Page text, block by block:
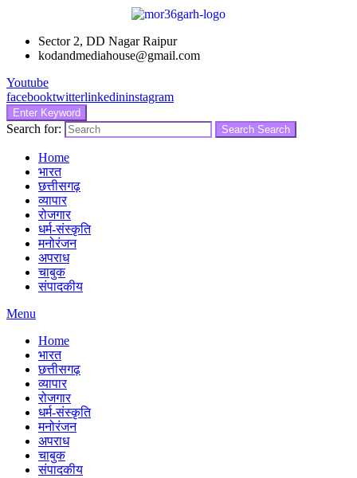
Sector 2, DD Nagar Raipur
kodandmediahouse@gmail.com
Youtube
facebooktwitterlinkedininstagram
Enter Keyword
Search for: Search Search
Home
भारत
छत्तीसगढ़
व्यापार
रोजगार
धर्म-संस्कृति
मनोरंजन
अपराध
चाबुक
संपादकीय
Menu
Home
भारत
छत्तीसगढ़
व्यापार
रोजगार
धर्म-संस्कृति
मनोरंजन
अपराध
चाबुक
संपादकीय